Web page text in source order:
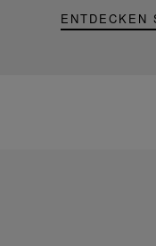
ENTDECKEN